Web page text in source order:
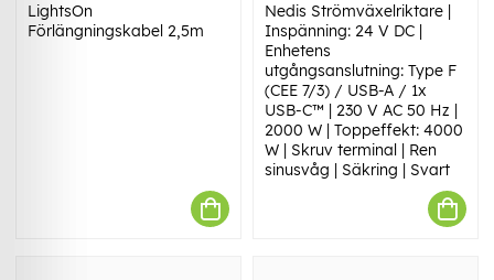
LightsOn
Förlängningskabel 2,5m
Nedis Strömväxelriktare |
Inspänning: 24 V DC |
Enhetens
utgångsanslutning: Type F
(CEE 7/3) / USB-A / 1x
USB-C™ | 230 V AC 50 Hz |
2000 W | Toppeffekt: 4000
W | Skruv terminal | Ren
sinusvåg | Säkring | Svart